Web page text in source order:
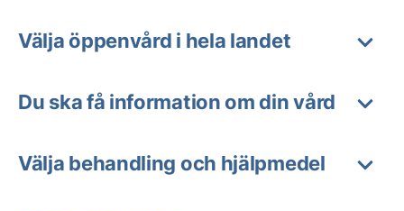
Välja öppenvård i hela landet
Du ska få information om din vård
Välja behandling och hjälpmedel